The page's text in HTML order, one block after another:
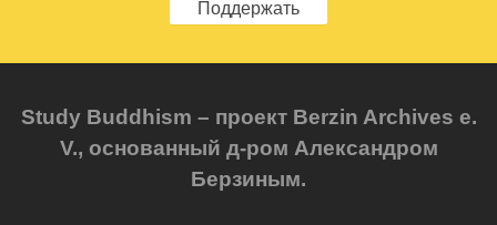
Поддержать
Study Buddhism – проект Berzin Archives e.
V., основанный д-ром Александром
Берзиным.